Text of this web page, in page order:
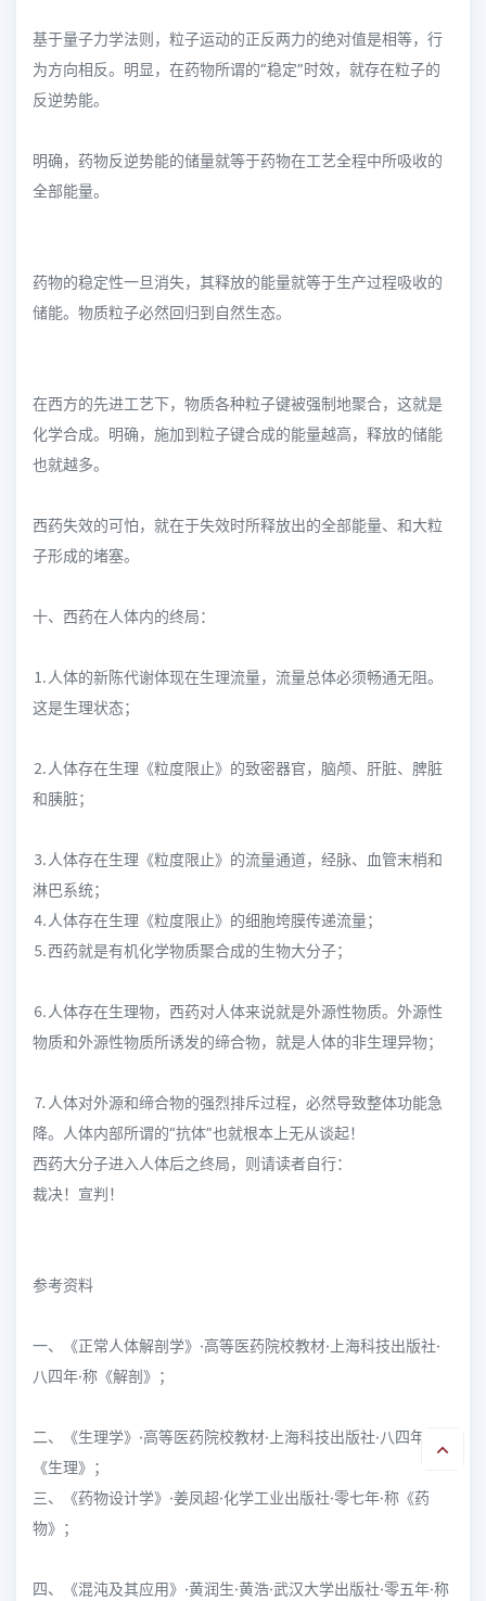
基于量子力学法则，粒子运动的正反两力的绝对值是相等，行
为方向相反。明显，在药物所谓的“稳定”时效，就存在粒子的
反逆势能。
明确，药物反逆势能的储量就等于药物在工艺全程中所吸收的
全部能量。
药物的稳定性一旦消失，其释放的能量就等于生产过程吸收的
储能。物质粒子必然回归到自然生态。
在西方的先进工艺下，物质各种粒子键被强制地聚合，这就是
化学合成。明确，施加到粒子键合成的能量越高，释放的储能
也就越多。
西药失效的可怕，就在于失效时所释放出的全部能量、和大粒
子形成的堵塞。
十、西药在人体内的终局：
⒈人体的新陈代谢体现在生理流量，流量总体必须畅通无阻。
这是生理状态；
⒉人体存在生理《粒度限止》的致密器官，脑颅、肝脏、脾脏
和胰脏；
⒊人体存在生理《粒度限止》的流量通道，经脉、血管末梢和
淋巴系统；
⒋人体存在生理《粒度限止》的细胞垮膜传递流量；
⒌西药就是有机化学物质聚合成的生物大分子；
⒍人体存在生理物，西药对人体来说就是外源性物质。外源性
物质和外源性物质所诱发的缔合物，就是人体的非生理异物；
⒎人体对外源和缔合物的强烈排斥过程，必然导致整体功能急
降。人体内部所谓的“抗体”也就根本上无从谈起！
西药大分子进入人体后之终局，则请读者自行：
裁决！宣判！
参考资料
一、《正常人体解剖学》·高等医药院校教材·上海科技出版社·
八四年·称《解剖》；
二、《生理学》·高等医药院校教材·上海科技出版社·八四年·称
《生理》；
三、《药物设计学》·姜凤超·化学工业出版社·零七年·称《药
物》；
四、《混沌及其应用》·黄润生·黄浩·武汉大学出版社·零五年·称